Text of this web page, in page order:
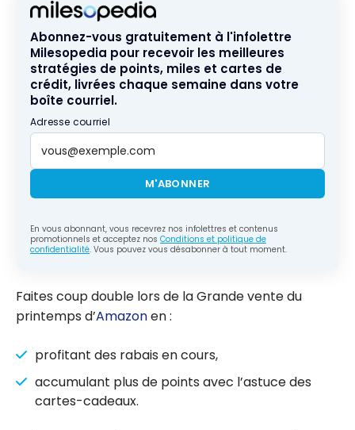
rabais sur
les achats
en ligne
Abonnez-vous gratuitement à l'infolettre
Milesopedia pour recevoir les meilleures
stratégies de points, miles et cartes de
crédit, livrées chaque semaine dans votre
boîte courriel.
Adresse courriel
M'ABONNER
En vous abonnant, vous recevrez nos infolettres et contenus
promotionnels et acceptez nos Conditions et politique de
confidentialité. Vous pouvez vous désabonner à tout moment.
Faites coup double lors de la Grande vente du
printemps d’Amazonen :
profitant des rabais en cours,
accumulant plus de points avec l’astuce des
cartes-cadeaux.